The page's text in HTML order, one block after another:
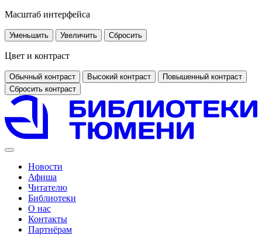
Масштаб интерфейса
Уменьшить Увеличить Сбросить
Цвет и контраст
Обычный контраст Высокий контраст
Повышенный контраст
Сбросить контраст
Новости
Афиша
Читателю
Библиотеки
О нас
Контакты
Партнёрам